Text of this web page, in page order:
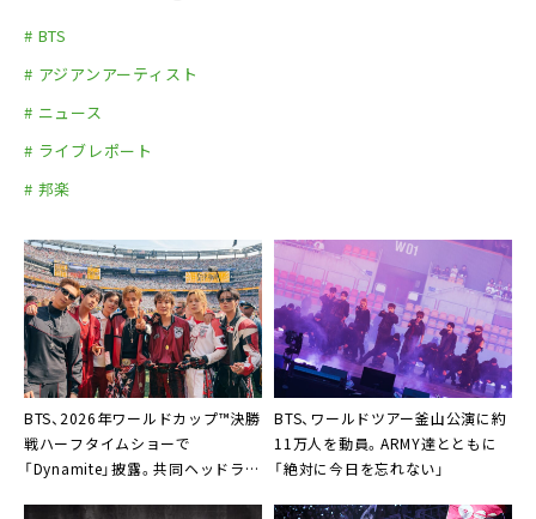
# BTS
# アジアンアーティスト
# ニュース
# ライブレポート
# 邦楽
BTS、2026年ワールドカップ™決勝
戦ハーフタイムショーで
「Dynamite」披露。共同ヘッドライ
BTS、ワールドツアー釜山公演に約
11万人を動員。ARMY達とともに
「絶対に今日を忘れない」